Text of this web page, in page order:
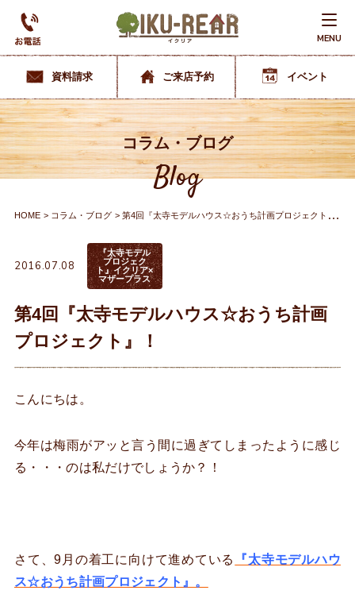
MENU
資料請求 ご来店予約 イベント
コラム・ブログ
Blog
HOME コラム・ブログ 第4回『太寺モデルハウス☆おうち計画プロジェクト』！
2016.07.08
『太寺モデル
プロジェク
ト』イクリア×
マザープラス
第4回『太寺モデルハウス☆おうち計画
プロジェクト』！
こんにちは。
今年は梅雨がアッと言う間に過ぎてしまったように感じ
る・・・のは私だけでしょうか？！
さて、9月の着工に向けて進めている
『太寺モデルハウ
ス☆おうち計画プロジェクト』。